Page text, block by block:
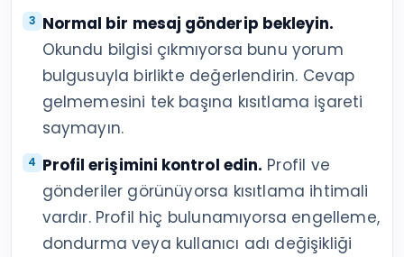
Normal bir mesaj gönderip bekleyin.
Okundu bilgisi çıkmıyorsa bunu yorum
bulgusuyla birlikte değerlendirin. Cevap
gelmemesini tek başına kısıtlama işareti
saymayın.
Profil erişimini kontrol edin. Profil ve
gönderiler görünüyorsa kısıtlama ihtimali
vardır. Profil hiç bulunamıyorsa engelleme,
dondurma veya kullanıcı adı değişikliği